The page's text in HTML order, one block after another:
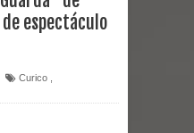
la Influenza y otros
espectáculo
Curico